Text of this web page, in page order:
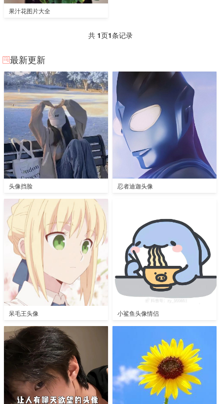
果汁花图片大全
共 1页1条记录
最新更新
头像挡脸 忍者迪迦头像
呆毛王头像 小鲨鱼头像情侣